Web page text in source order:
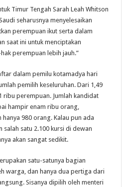
Timur Tengah Sarah Leah Whitson
seharusnya menyelesaikan
perempuan ikut serta dalam
saat ini untuk menciptakan
perempuan lebih jauh.”
dalam pemilu kotamadya hari
pemilih keseluruhan. Dari 1,49
ribu perempuan. Jumlah kandidat
hampir enam ribu orang,
980 orang. Kalau pun ada
satu 2.100 kursi di dewan
akan sangat sedikit.
satu-satunya bagian
warga, dan hanya dua pertiga dari
Sisanya dipilih oleh menteri